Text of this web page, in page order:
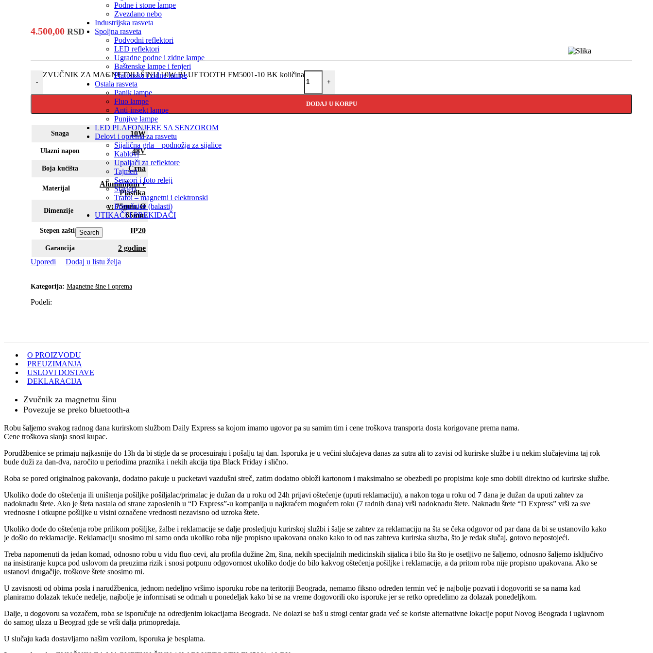
Podne i stone lampe
Zvezdano nebo
Industrijska rasveta
Spoljna rasveta
Podvodni reflektori
LED reflektori
Ugradne podne i zidne lampe
Baštenske lampe i fenjeri
Plafonske i zidne lampe
Ostala rasveta
Panik lampe
Fluo lampe
Anti-insekt lampe
Punjive lampe
LED PLAFONJERE SA SENZOROM
Delovi i oprema za rasvetu
Sijalična grla – podnožja za sijalice
Kablovi
Upaljači za reflektore
Tajmeri
Senzori i foto releji
Starteri
Trafoi – magnetni i elektronski
Prigušnice (balasti)
UTIKAČI I PREKIDAČI
Search
4.500,00 RSD
-
ZVUČNIK ZA MAGNETNU ŠINU 10W BLUETOOTH FM5001-10 BK količina
+
DODAJ U KORPU
Snaga 10W
Ulazni napon 48V
Boja kućišta Crna
Materijal
Aluminijum +
Plastika
Dimenzije
v: 75mm, Ø
65mm
Stepen zaštite IP20
Garancija
2 godine
Uporedi
Dodaj u listu želja
Kategorija: Magnetne šine i oprema
Podeli:
O PROIZVODU
PREUZIMANJA
USLOVI DOSTAVE
DEKLARACIJA
Zvučnik za magnetnu šinu
Povezuje se preko bluetooth-a
Robu šaljemo svakog radnog dana kurirskom službom Daily Express sa kojom imamo ugovor pa su samim tim i cene troškova transporta dosta korigovane prema nama.
Cene troškova slanja snosi kupac.
Porudžbenice se primaju najkasnije do 13h da bi stigle da se procesuiraju i pošalju taj dan. Isporuka je u većini slučajeva danas za sutra ali to zavisi od kurirske službe i u nekim slučajevima taj rok
bude duži za dan-dva, naročito u periodima praznika i nekih akcija tipa Black Friday i slično.
Roba se pored originalnog pakovanja, dodatno pakuje u pucketavi vazdušni streč, zatim dodatno obloži kartonom i maksimalno se obezbedi po propisima koje smo dobili direktno od kurirske službe.
Ukoliko dođe do oštećenja ili uništenja pošiljke pošiljalac/primalac je dužan da u roku od 24h prijavi oštećenje (uputi reklamaciju), a nakon toga u roku od 7 dana je dužan da uputi zahtev za
nadoknadu štete. Ako je šteta nastala od strane zaposlenih u “D Express”-u kompanija u najkraćem mogućem roku (7 radnih dana) vrši nadoknadu štete. Naknadu štete “D Express” vrši za sve
vrednosne i otkupne pošiljke u visini označene vrednosti nezavisno od uzroka štete.
Ukoliko dođe do oštećenja robe prilikom pošiljke, žalbe i reklamacije se dalje prosledjuju kurirskoj službi i šalje se zahtev za reklamaciju na šta se čeka odgovor od par dana da bi se ustanovilo kako
je došlo do reklamacije. Reklamaciju snosimo mi samo onda ukoliko roba nije propisno upakovana onako kako to od nas zahteva kurirska sluzba, što je redak slučaj, gotovo nepostojeći.
Treba napomenuti da jedan komad, odnosno robu u vidu fluo cevi, alu profila dužine 2m, šina, nekih specijalnih medicinskih sijalica i bilo šta što je osetljivo ne šaljemo, odnosno šaljemo isključivo
na insistiranje kupca pod uslovom da preuzima rizik i snosi potpunu odgovornost ukoliko dodje do bilo kakvog oštećenja pošiljke i reklamacije, a da pritom roba nije propisno upakovana. Ako se
ustanovi drugačije, troškove štete snosimo mi.
U zavisnosti od obima posla i narudžbenica, jednom nedeljno vršimo isporuku robe na teritoriji Beograda, nemamo fiksno određen termin već je najbolje pozvati i dogovoriti se sa nama kad
planiramo dolazak tekuće nedelje, najbolje je informisati se odmah u ponedeljak kako bi se na vreme dogovorili oko isporuke jer se retko opredelimo za dolazak ponedeljkom.
Dalje, u dogovoru sa vozačem, roba se isporučuje na odredjenim lokacijama Beograda. Ne dolazi se baš u strogi centar grada već se koriste alternativne lokacije poput Novog Beograda i uglavnom
do samog ulaza u Beograd gde se vrši dalja primopredaja.
U slučaju kada dostavljamo našim vozilom, isporuka je besplatna.